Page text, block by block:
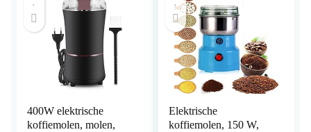
specerijen
400W elektrische
koffiemolen, molen,
Elektrische
koffiemolen, 150 W,